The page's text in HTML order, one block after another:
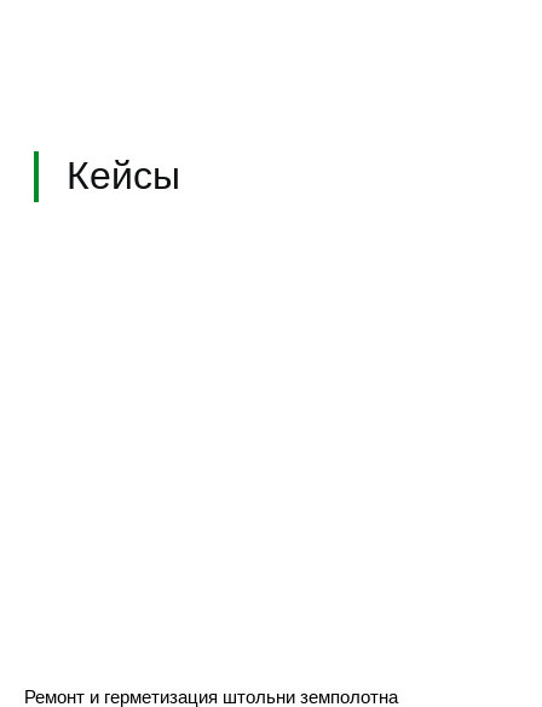
Ремонт и герметизация штольни земполотна